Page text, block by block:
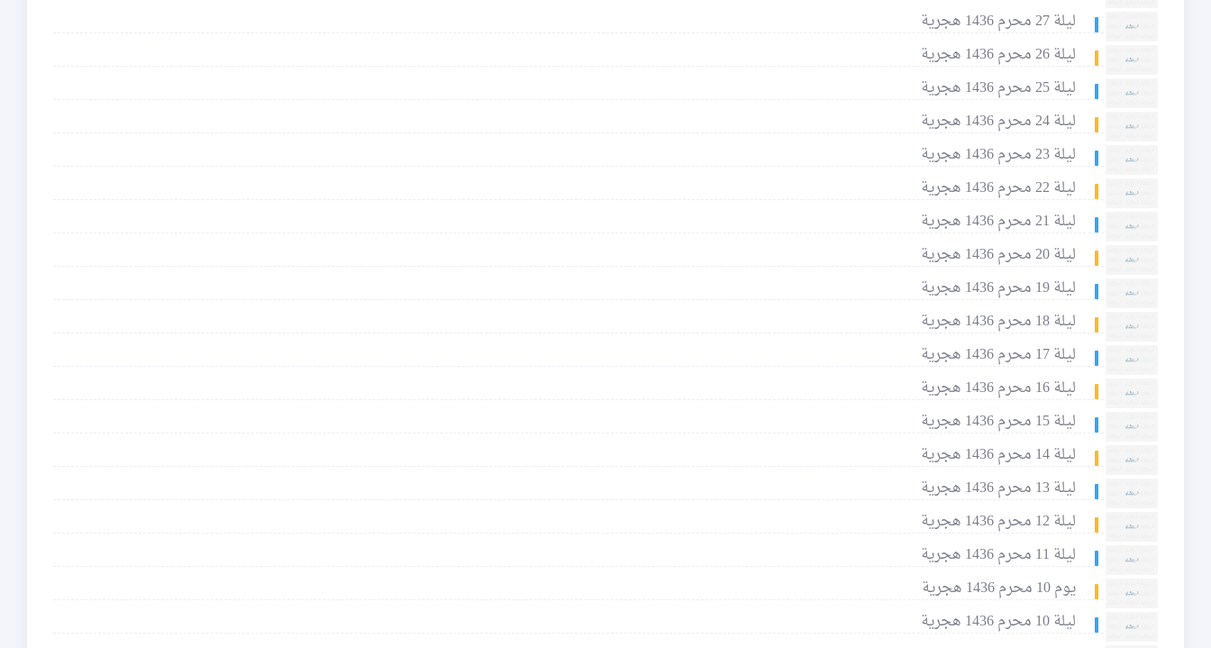
ليلة 27 محرم 1436 هجرية
ليلة 26 محرم 1436 هجرية
ليلة 25 محرم 1436 هجرية
ليلة 24 محرم 1436 هجرية
ليلة 23 محرم 1436 هجرية
ليلة 22 محرم 1436 هجرية
ليلة 21 محرم 1436 هجرية
ليلة 20 محرم 1436 هجرية
ليلة 19 محرم 1436 هجرية
ليلة 18 محرم 1436 هجرية
ليلة 17 محرم 1436 هجرية
ليلة 16 محرم 1436 هجرية
ليلة 15 محرم 1436 هجرية
ليلة 14 محرم 1436 هجرية
ليلة 13 محرم 1436 هجرية
ليلة 12 محرم 1436 هجرية
ليلة 11 محرم 1436 هجرية
يوم 10 محرم 1436 هجرية
ليلة 10 محرم 1436 هجرية